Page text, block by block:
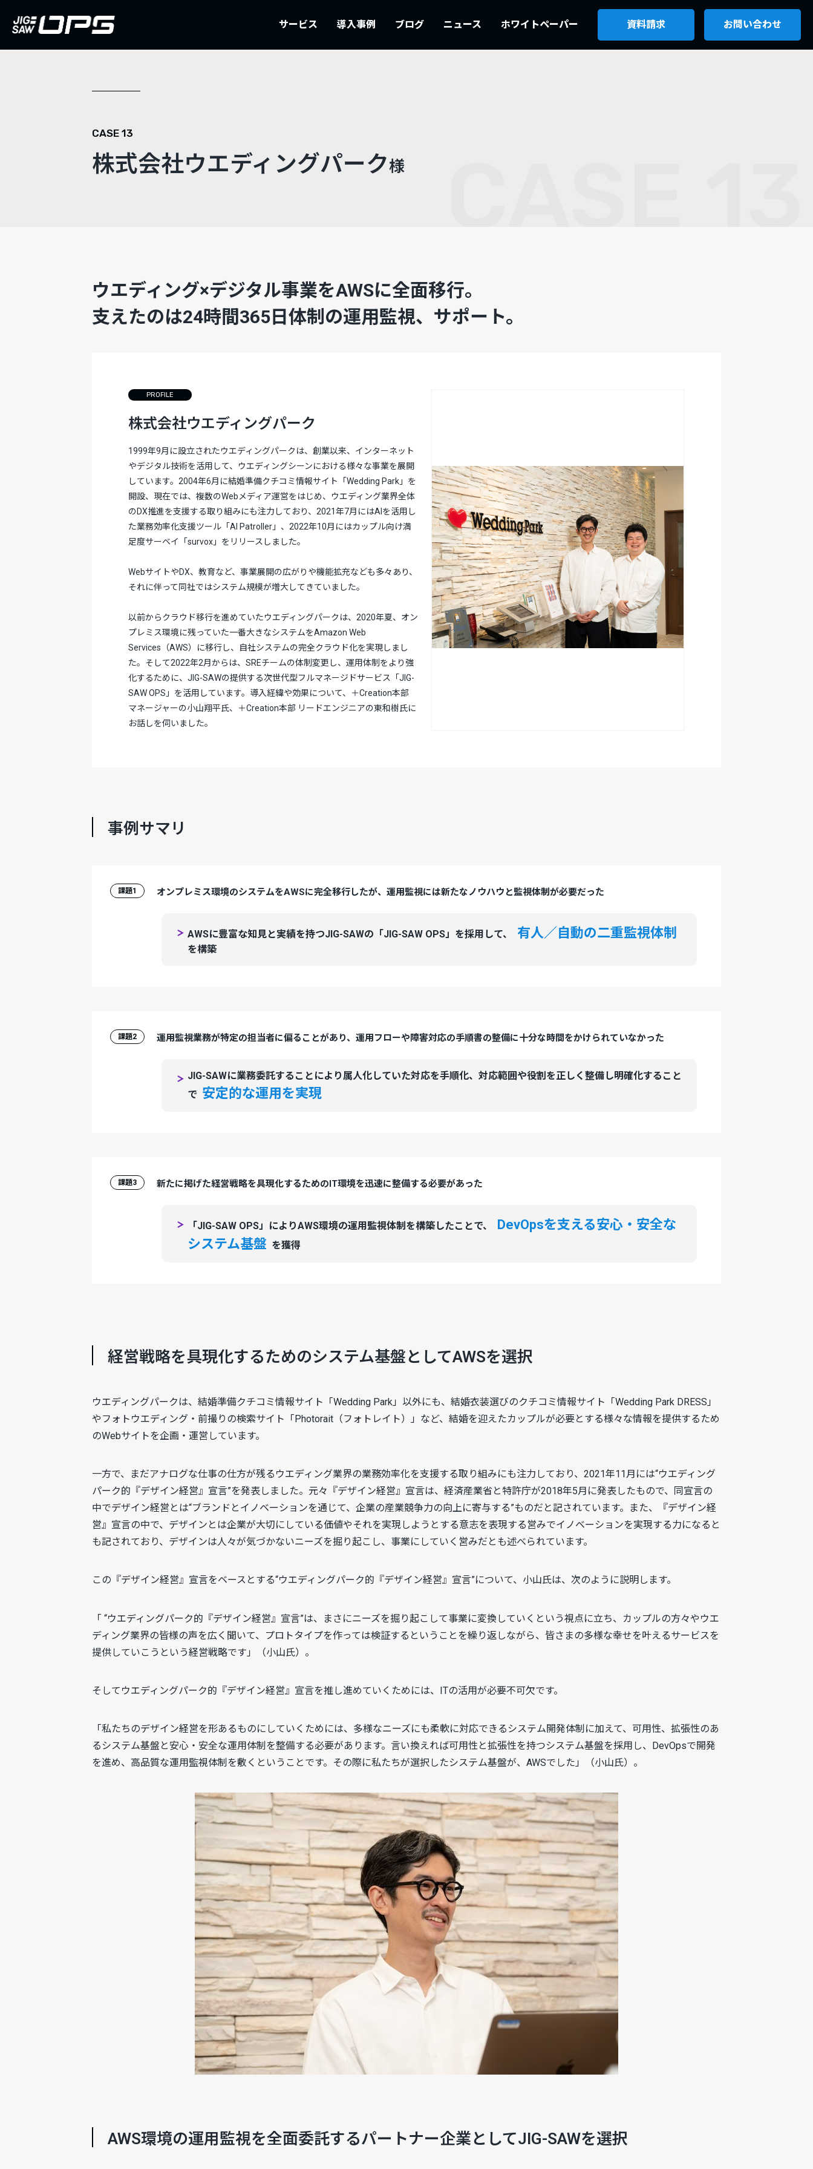
サービス 導入事例 ブログ ニュース ホワイトペーパー 資料請求 お問い合わせ
CASE 13
株式会社ウエディングパーク様
ウエディング×デジタル事業をAWSに全面移行。
支えたのは24時間365日体制の運用監視、サポート。
PROFILE
株式会社ウエディングパーク
1999年9月に設立されたウエディングパークは、創業以来、インターネット
やデジタル技術を活用して、ウエディングシーンにおける様々な事業を展開
しています。2004年6月に結婚準備クチコミ情報サイト「Wedding Park」を
開設、現在では、複数のWebメディア運営をはじめ、ウエディング業界全体
のDX推進を支援する取り組みにも注力しており、2021年7月にはAIを活用し
た業務効率化支援ツール「AI Patroller」、2022年10月にはカップル向け満
足度サーベイ「survox」をリリースしました。
WebサイトやDX、教育など、事業展開の広がりや機能拡充なども多々あり、
それに伴って同社ではシステム規模が増大してきていました。
以前からクラウド移行を進めていたウエディングパークは、2020年夏、オン
プレミス環境に残っていた一番大きなシステムをAmazon Web
Services（AWS）に移行し、自社システムの完全クラウド化を実現しまし
た。そして2022年2月からは、SREチームの体制変更し、運用体制をより強
化するために、JIG-SAWの提供する次世代型フルマネージドサービス「JIG-
SAW OPS」を活用しています。導入経緯や効果について、＋Creation本部
マネージャーの小山翔平氏、＋Creation本部 リードエンジニアの東和樹氏に
お話しを伺いました。
事例サマリ
課題1 オンプレミス環境のシステムをAWSに完全移行したが、運用監視には新たなノウハウと監視体制が必要だった
AWSに豊富な知見と実績を持つJIG-SAWの「JIG-SAW OPS」を採用して、 有人／自動の二重監視体制
を構築
課題2 運用監視業務が特定の担当者に偏ることがあり、運用フローや障害対応の手順書の整備に十分な時間をかけられていなかった
JIG-SAWに業務委託することにより属人化していた対応を手順化、対応範囲や役割を正しく整備し明確化すること
で 安定的な運用を実現
課題3 新たに掲げた経営戦略を具現化するためのIT環境を迅速に整備する必要があった
「JIG-SAW OPS」によりAWS環境の運用監視体制を構築したことで、
DevOpsを支える安心・安全な
システム基盤 を獲得
経営戦略を具現化するためのシステム基盤としてAWSを選択
ウエディングパークは、結婚準備クチコミ情報サイト「Wedding Park」以外にも、結婚衣装選びのクチコミ情報サイト「Wedding Park DRESS」
やフォトウエディング・前撮りの検索サイト「Photorait（フォトレイト）」など、結婚を迎えたカップルが必要とする様々な情報を提供するため
のWebサイトを企画・運営しています。
一方で、まだアナログな仕事の仕方が残るウエディング業界の業務効率化を支援する取り組みにも注力しており、2021年11月には“ウエディング
パーク的『デザイン経営』宣言”を発表しました。元々『デザイン経営』宣言は、経済産業省と特許庁が2018年5月に発表したもので、同宣言の
中でデザイン経営とは“ブランドとイノベーションを通じて、企業の産業競争力の向上に寄与する”ものだと記されています。また、『デザイン経
営』宣言の中で、デザインとは企業が大切にしている価値やそれを実現しようとする意志を表現する営みでイノベーションを実現する力になると
も記されており、デザインは人々が気づかないニーズを掘り起こし、事業にしていく営みだとも述べられています。
この『デザイン経営』宣言をベースとする“ウエディングパーク的『デザイン経営』宣言”について、小山氏は、次のように説明します。
「 “ウエディングパーク的『デザイン経営』宣言”は、まさにニーズを掘り起こして事業に変換していくという視点に立ち、カップルの方々やウエ
ディング業界の皆様の声を広く聞いて、プロトタイプを作っては検証するということを繰り返しながら、皆さまの多様な幸せを叶えるサービスを
提供していこうという経営戦略です」（小山氏）。
そしてウエディングパーク的『デザイン経営』宣言を推し進めていくためには、ITの活用が必要不可欠です。
「私たちのデザイン経営を形あるものにしていくためには、多様なニーズにも柔軟に対応できるシステム開発体制に加えて、可用性、拡張性のあ
るシステム基盤と安心・安全な運用体制を整備する必要があります。言い換えれば可用性と拡張性を持つシステム基盤を採用し、DevOpsで開発
を進め、高品質な運用監視体制を敷くということです。その際に私たちが選択したシステム基盤が、AWSでした」（小山氏）。
AWS環境の運用監視を全面委託するパートナー企業としてJIG-SAWを選択